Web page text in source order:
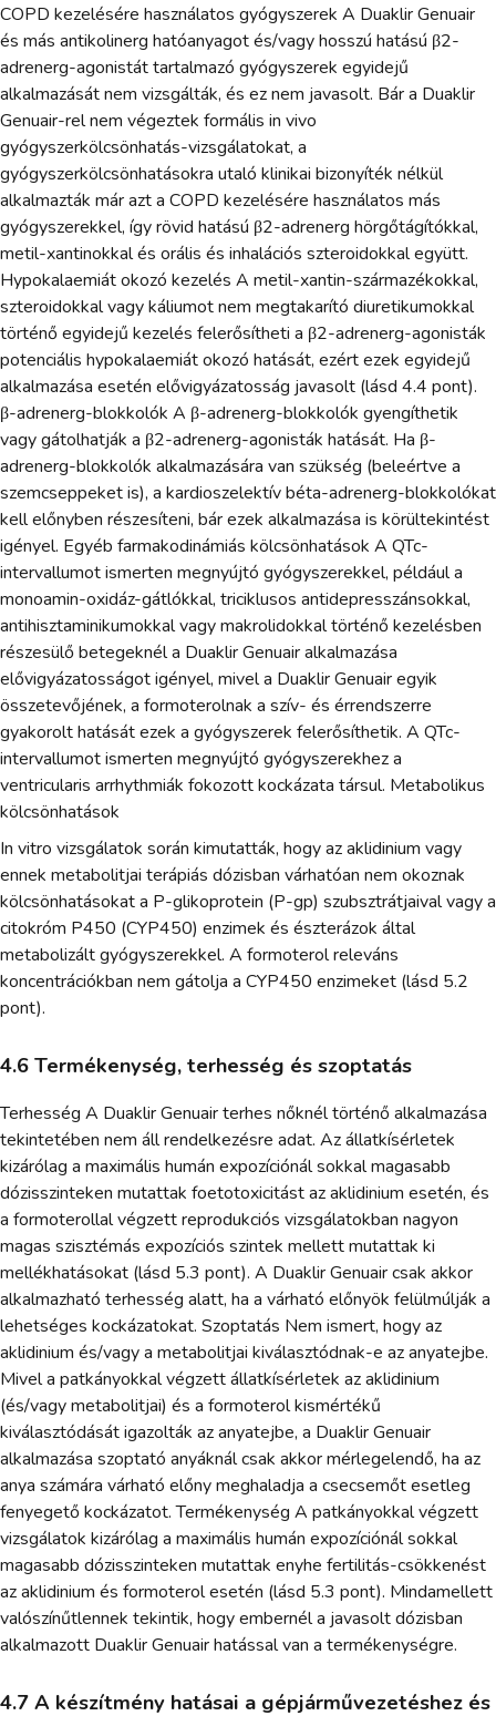
COPD kezelésére használatos gyógyszerek A Duaklir Genuair
és más antikolinerg hatóanyagot és/vagy hosszú hatású β2-
adrenerg-agonistát tartalmazó gyógyszerek egyidejű
alkalmazását nem vizsgálták, és ez nem javasolt. Bár a Duaklir
Genuair-rel nem végeztek formális in vivo
gyógyszerkölcsönhatás-vizsgálatokat, a
gyógyszerkölcsönhatásokra utaló klinikai bizonyíték nélkül
alkalmazták már azt a COPD kezelésére használatos más
gyógyszerekkel, így rövid hatású β2-adrenerg hörgőtágítókkal,
metil-xantinokkal és orális és inhalációs szteroidokkal együtt.
Hypokalaemiát okozó kezelés A metil-xantin-származékokkal,
szteroidokkal vagy káliumot nem megtakarító diuretikumokkal
történő egyidejű kezelés felerősítheti a β2-adrenerg-agonisták
potenciális hypokalaemiát okozó hatását, ezért ezek egyidejű
alkalmazása esetén elővigyázatosság javasolt (lásd 4.4 pont).
β-adrenerg-blokkolók A β-adrenerg-blokkolók gyengíthetik
vagy gátolhatják a β2-adrenerg-agonisták hatását. Ha β-
adrenerg-blokkolók alkalmazására van szükség (beleértve a
szemcseppeket is), a kardioszelektív béta-adrenerg-blokkolókat
kell előnyben részesíteni, bár ezek alkalmazása is körültekintést
igényel. Egyéb farmakodinámiás kölcsönhatások A QTc-
intervallumot ismerten megnyújtó gyógyszerekkel, például a
monoamin-oxidáz-gátlókkal, triciklusos antidepresszánsokkal,
antihisztaminikumokkal vagy makrolidokkal történő kezelésben
részesülő betegeknél a Duaklir Genuair alkalmazása
elővigyázatosságot igényel, mivel a Duaklir Genuair egyik
összetevőjének, a formoterolnak a szív- és érrendszerre
gyakorolt hatását ezek a gyógyszerek felerősíthetik. A QTc-
intervallumot ismerten megnyújtó gyógyszerekhez a
ventricularis arrhythmiák fokozott kockázata társul. Metabolikus
kölcsönhatások
In vitro vizsgálatok során kimutatták, hogy az aklidinium vagy
ennek metabolitjai terápiás dózisban várhatóan nem okoznak
kölcsönhatásokat a P-glikoprotein (P-gp) szubsztrátjaival vagy a
citokróm P450 (CYP450) enzimek és észterázok által
metabolizált gyógyszerekkel. A formoterol releváns
koncentrációkban nem gátolja a CYP450 enzimeket (lásd 5.2
pont).
4.6 Termékenység, terhesség és szoptatás
Terhesség A Duaklir Genuair terhes nőknél történő alkalmazása
tekintetében nem áll rendelkezésre adat. Az állatkísérletek
kizárólag a maximális humán expozíciónál sokkal magasabb
dózisszinteken mutattak foetotoxicitást az aklidinium esetén, és
a formoterollal végzett reprodukciós vizsgálatokban nagyon
magas szisztémás expozíciós szintek mellett mutattak ki
mellékhatásokat (lásd 5.3 pont). A Duaklir Genuair csak akkor
alkalmazható terhesség alatt, ha a várható előnyök felülmúlják a
lehetséges kockázatokat. Szoptatás Nem ismert, hogy az
aklidinium és/vagy a metabolitjai kiválasztódnak-e az anyatejbe.
Mivel a patkányokkal végzett állatkísérletek az aklidinium
(és/vagy metabolitjai) és a formoterol kismértékű
kiválasztódását igazolták az anyatejbe, a Duaklir Genuair
alkalmazása szoptató anyáknál csak akkor mérlegelendő, ha az
anya számára várható előny meghaladja a csecsemőt esetleg
fenyegető kockázatot. Termékenység A patkányokkal végzett
vizsgálatok kizárólag a maximális humán expozíciónál sokkal
magasabb dózisszinteken mutattak enyhe fertilitás-csökkenést
az aklidinium és formoterol esetén (lásd 5.3 pont). Mindamellett
valószínűtlennek tekintik, hogy embernél a javasolt dózisban
alkalmazott Duaklir Genuair hatással van a termékenységre.
4.7 A készítmény hatásai a gépjárművezetéshez és